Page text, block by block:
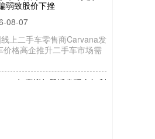
08-07
上二手车零售商Carvana发
格高企推升二手车市场需
年度拟每股派发现金红利
有限公司(股票代码：